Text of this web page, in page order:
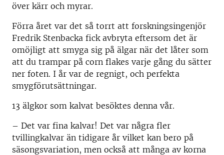
över kärr och myrar.
Förra året var det så torrt att forskningsingenjör
Fredrik Stenbacka fick avbryta eftersom det är
omöjligt att smyga sig på älgar när det låter som
att du trampar på corn flakes varje gång du sätter
ner foten. I år var de regnigt, och perfekta
smygförutsättningar.
­13 älgkor som kalvat besöktes denna vår.
– Det var fina kalvar! Det var några fler
tvillingkalvar än tidigare år vilket kan bero på
säsongsvariation, men också att många av korna